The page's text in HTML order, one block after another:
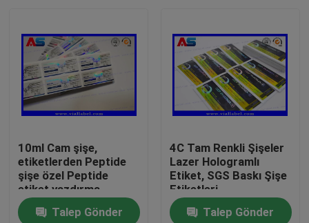
10ml Cam şişe,
etiketlerden Peptide
şişe özel Peptide
etiket yazdırma
Talep Gönder
4C Tam Renkli Şişeler
Lazer Hologramlı
Etiket, SGS Baskı Şişe
Etiketleri
Talep Gönder